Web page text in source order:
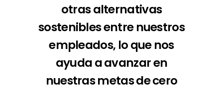
otras alternativas
sostenibles entre nuestros
empleados, lo que nos
ayuda a avanzar en
nuestras metas de cero